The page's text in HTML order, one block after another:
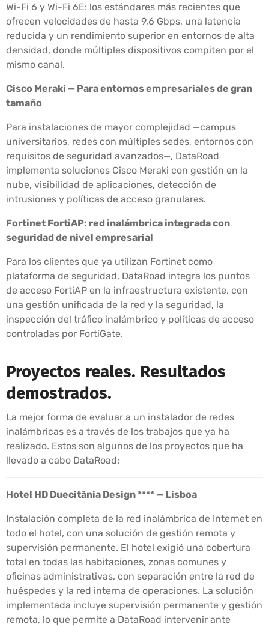
Wi-Fi 6 y Wi-Fi 6E: los estándares más recientes que
ofrecen velocidades de hasta 9,6 Gbps, una latencia
reducida y un rendimiento superior en entornos de alta
densidad, donde múltiples dispositivos compiten por el
mismo canal.
Cisco Meraki — Para entornos empresariales de gran
tamaño
Para instalaciones de mayor complejidad —campus
universitarios, redes con múltiples sedes, entornos con
requisitos de seguridad avanzados—, DataRoad
implementa soluciones Cisco Meraki con gestión en la
nube, visibilidad de aplicaciones, detección de
intrusiones y políticas de acceso granulares.
Fortinet FortiAP: red inalámbrica integrada con
seguridad de nivel empresarial
Para los clientes que ya utilizan Fortinet como
plataforma de seguridad, DataRoad integra los puntos
de acceso FortiAP en la infraestructura existente, con
una gestión unificada de la red y la seguridad, la
inspección del tráfico inalámbrico y políticas de acceso
controladas por FortiGate.
Proyectos reales. Resultados
demostrados.
La mejor forma de evaluar a un instalador de redes
inalámbricas es a través de los trabajos que ya ha
realizado. Estos son algunos de los proyectos que ha
llevado a cabo DataRoad:
Hotel HD Duecitânia Design **** — Lisboa
Instalación completa de la red inalámbrica de Internet en
todo el hotel, con una solución de gestión remota y
supervisión permanente. El hotel exigió una cobertura
total en todas las habitaciones, zonas comunes y
oficinas administrativas, con separación entre la red de
huéspedes y la red interna de operaciones. La solución
implementada incluye supervisión permanente y gestión
remota, lo que permite a DataRoad intervenir ante